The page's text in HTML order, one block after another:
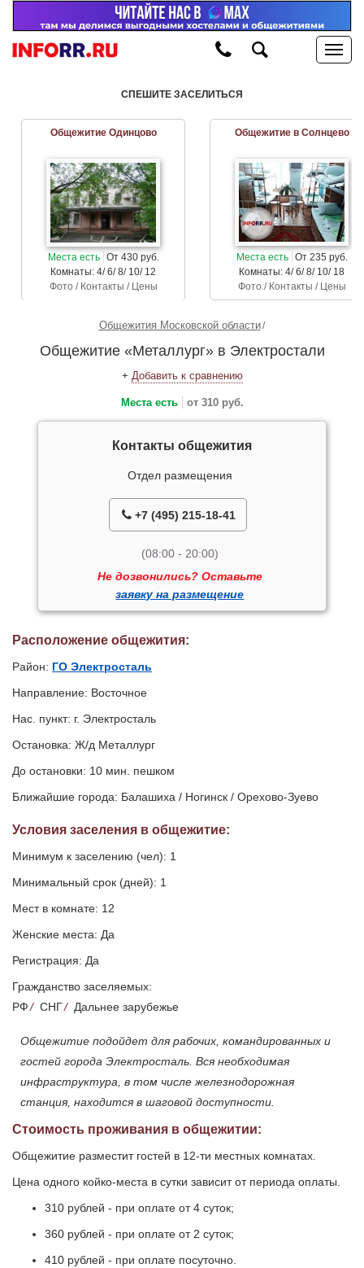
СПЕШИТЕ ЗАСЕЛИТЬСЯ
Общежитие Одинцово
Места есть От 430 руб.
Комнаты: 4/ 6/ 8/ 10/ 12
Фото / Контакты / Цены
Общежитие в Солнцево
Места есть От 235 руб.
Комнаты: 4/ 6/ 8/ 10/ 18
Фото / Контакты / Цены
Общежития Московской области
Общежитие «Металлург» в Электростали
+ Добавить к сравнению
Места есть от 310 руб.
Контакты общежития
Отдел размещения
+7 (495) 215-18-41
(08:00 - 20:00)
Не дозвонились? Оставьте
заявку на размещение
Расположение общежития:
Район: ГО Электросталь
Направление: Восточное
Нас. пункт: г. Электросталь
Остановка: Ж/д Металлург
До остановки: 10 мин. пешком
Ближайшие города: Балашиха / Ногинск / Орехово-Зуево
Условия заселения в общежитие:
Минимум к заселению (чел): 1
Минимальный срок (дней): 1
Мест в комнате: 12
Женские места: Да
Регистрация: Да
Гражданство заселяемых:
РФ/ СНГ/ Дальнее зарубежье
Общежитие подойдет для рабочих, командированных и
гостей города Электросталь. Вся необходимая
инфраструктура, в том числе железнодорожная
станция, находится в шаговой доступности.
Стоимость проживания в общежитии:
Общежитие разместит гостей в 12-ти местных комнатах.
Цена одного койко-места в сутки зависит от периода оплаты.
310 рублей - при оплате от 4 суток;
360 рублей - при оплате от 2 суток;
410 рублей - при оплате посуточно.